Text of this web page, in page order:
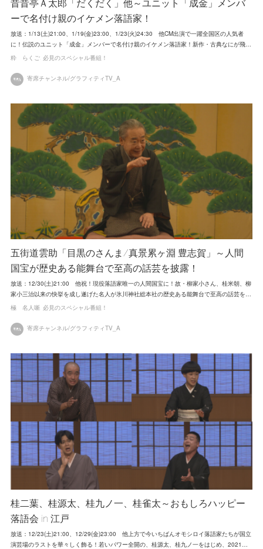
昔昔亭Ａ太郎「だくだく」他～ユニット「成金」メンバ
ーで名付け親のイケメン落語家！
放送：1/13(土)21:00、1/19(金)23:00、1/23(火)24:30 他CM出演で一躍全国区の人気者
に！伝説のユニット「成金」メンバーで名付け親のイケメン落語家！新作・古典なにが飛…
粋 らくご 必見のスペシャル番組！
寄席チャンネル/グラフィティTV_A
五街道雲助「目黒のさんま/真景累ヶ淵 豊志賀」～人間
国宝が歴史ある能舞台で至高の話芸を披露！
放送：12/30(土)21:00 他祝！現役落語家唯一の人間国宝に！故・柳家小さん、桂米朝、柳
家小三治以来の快挙を成し遂げた名人が氷川神社総本社の歴史ある能舞台で至高の話芸を…
極 名人噺 必見のスペシャル番組！
寄席チャンネル/グラフィティTV_A
桂二葉、桂源太、桂九ノ一、桂雀太～おもしろハッピー
落語会 in 江戸
放送：12/23(土)21:00、12/29(金)23:00 他上方で今いちばんオモシロイ落語家たちが国立
演芸場のラストを華々しく飾る！若いパワー全開の、桂源太、桂九ノ一をはじめ、2021…